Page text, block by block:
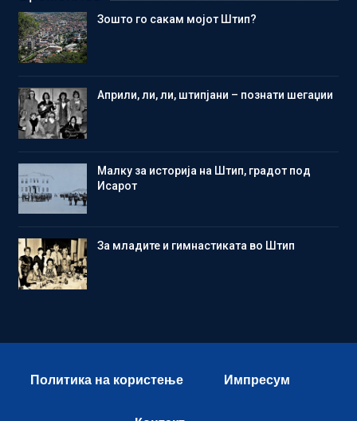
Зошто го сакам мојот Штип?
Aприли, ли, ли, штипјани – познати шегаџии
Малку за историја на Штип, градот под
Исарот
Зa младите и гимнастиката во Штип
Политика на користење Импресум